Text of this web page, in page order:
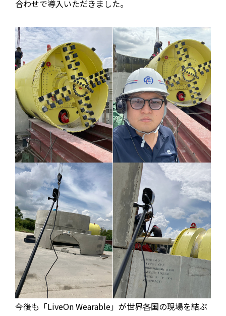
合わせで導入いただきました。
今後も「LiveOn Wearable」が世界各国の現場を結ぶ